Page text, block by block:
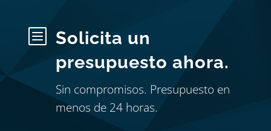
b
Solicita un
presupuesto ahora.
Sin compromisos. Presupuesto en
menos de 24 horas.